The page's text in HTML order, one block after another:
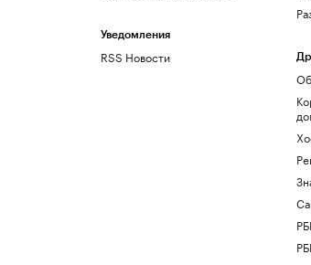
Уведомления
RSS Новости